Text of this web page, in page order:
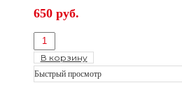
650 руб.
В корзину
Быстрый просмотр